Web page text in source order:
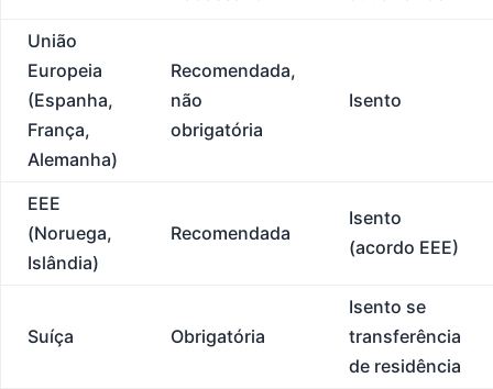
União
Europeia
(Espanha,
França,
Alemanha)
Recomendada,
não
obrigatória
Isento
EEE
(Noruega,
Islândia)
Recomendada
Isento
(acordo EEE)
Suíça Obrigatória
Isento se
transferência
de residência